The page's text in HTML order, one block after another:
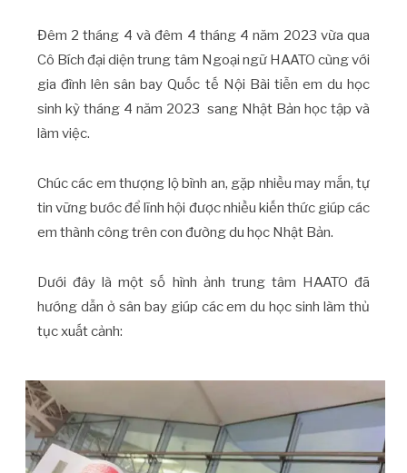
Đêm 2 tháng 4 và đêm 4 tháng 4 năm 2023 vừa qua
Cô Bích đại diện trung tâm Ngoại ngữ HAATO cùng với
gia đình lên sân bay Quốc tế Nội Bài tiễn em du học
sinh kỳ tháng 4 năm 2023 sang Nhật Bản học tập và
làm việc.
Chúc các em thượng lộ bình an, gặp nhiều may mắn, tự
tin vững bước để lĩnh hội được nhiều kiến thức giúp các
em thành công trên con đường du học Nhật Bản.
Dưới đây là một số hình ảnh trung tâm HAATO đã
hướng dẫn ở sân bay giúp các em du học sinh làm thủ
tục xuất cảnh: